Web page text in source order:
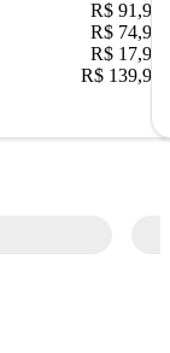
R$ 91,90
R$ 74,90
R$ 17,90
R$ 139,90